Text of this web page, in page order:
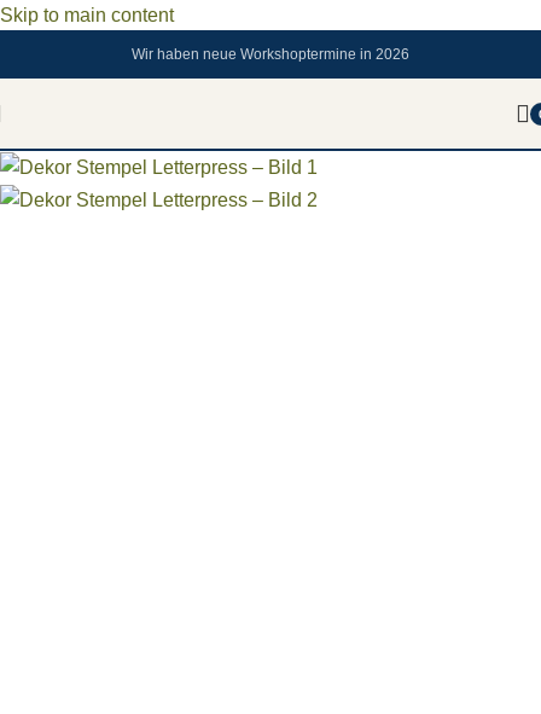
Skip to main content
Wir haben neue Workshoptermine in 2026